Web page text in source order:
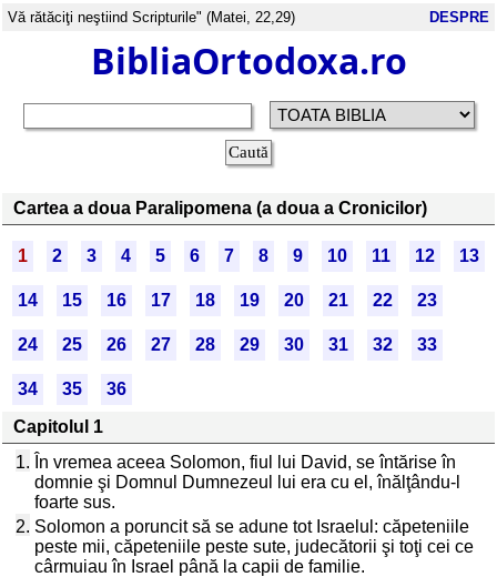
Vă rătăciţi neştiind Scripturile" (Matei, 22,29) DESPRE
BibliaOrtodoxa.ro
Cartea a doua Paralipomena (a doua a Cronicilor)
1 2 3 4 5 6 7 8 9 10 11 12 13
14 15 16 17 18 19 20 21 22 23
24 25 26 27 28 29 30 31 32 33
34 35
36
Capitolul 1
1. În vremea aceea Solomon, fiul lui David, se întărise în
domnie şi Domnul Dumnezeul lui era cu el, înălţându-l
foarte sus.
2. Solomon a poruncit să se adune tot Israelul: căpeteniile
peste mii, căpeteniile peste sute, judecătorii şi toţi cei ce
cârmuiau în Israel până la capii de familie.